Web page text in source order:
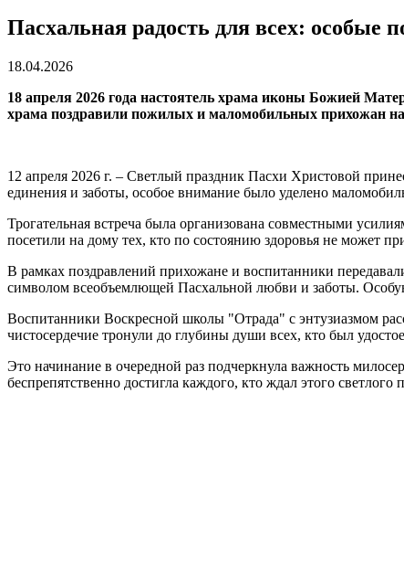
Пасхальная радость для всех: особые
18.04.2026
18 апреля 2026 года настоятель храма иконы Божией
храма поздравили пожилых и маломобильных прихожан
12 апреля 2026 г. – Светлый праздник Пасхи Христовой
единения и заботы, особое внимание было уделено
Трогательная встреча была организована совместными
посетили на дому тех, кто по состоянию здоровья не может
В рамках поздравлений прихожане и воспитанники
символом всеобъемлющей Пасхальной любви и заботы.
Воспитанники Воскресной школы "Отрада" с энтузиазмом
чистосердечие тронули до глубины души всех, кто был
Это начинание в очередной раз подчеркнула важность
беспрепятственно достигла каждого, кто ждал этого светлого